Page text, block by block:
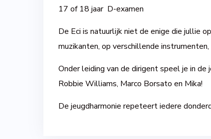
17 of 18 jaar D-examen
De Eci is natuurlijk niet de enige die jullie
muzikanten, op verschillende instrumenten,
Onder leiding van de dirigent speel je in
Robbie Williams, Marco Borsato en Mika!
De jeugdharmonie repeteert iedere